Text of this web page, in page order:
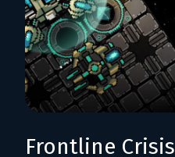
Frontline Crisis